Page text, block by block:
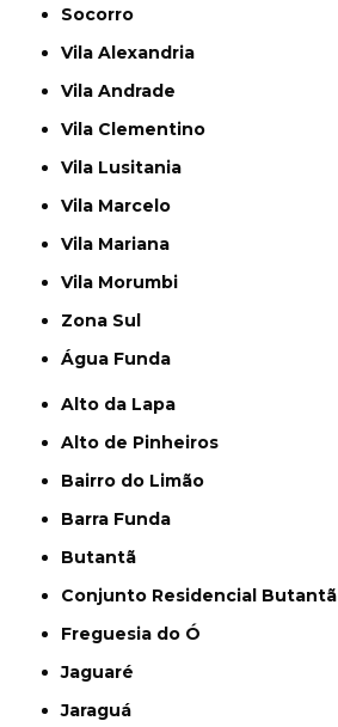
Socorro
Vila Alexandria
Vila Andrade
Vila Clementino
Vila Lusitania
Vila Marcelo
Vila Mariana
Vila Morumbi
Zona Sul
Água Funda
Alto da Lapa
Alto de Pinheiros
Bairro do Limão
Barra Funda
Butantã
Conjunto Residencial Butantã
Freguesia do Ó
Jaguaré
Jaraguá